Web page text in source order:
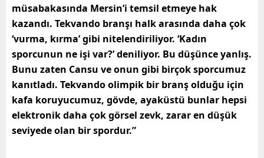
müsabakasında Mersin’i temsil etmeye hak
kazandı. Tekvando branşı halk arasında daha çok
‘vurma, kırma’ gibi nitelendiriliyor. ‘Kadın
sporcunun ne işi var?’ deniliyor. Bu düşünce yanlış.
Bunu zaten Cansu ve onun gibi birçok sporcumuz
kanıtladı. Tekvando olimpik bir branş olduğu için
kafa koruyucumuz, gövde, ayaküstü bunlar hepsi
elektronik daha çok görsel zevk, zarar en düşük
seviyede olan bir spordur.”